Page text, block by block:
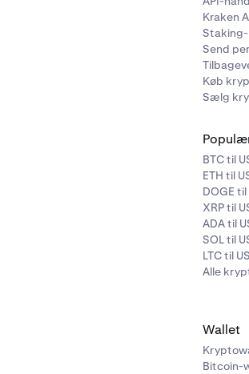
Kraken
Send
Køb
Sælg
BTC til
ETH til
DOGE til
XRP til
ADA til
SOL til
LTC til
Alle
Wallet
Bitcoin-